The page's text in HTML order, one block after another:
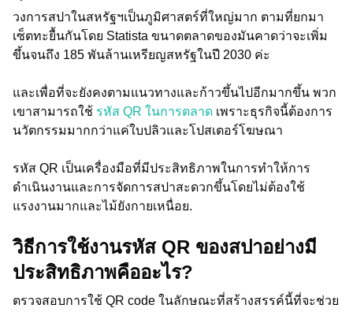
วงการสปาในสหรัฐฯเป็นภูมิศาสตร์ที่ใหญ่มาก ตามที่ยกมา
เซ็ตทะยื้นกันโดย Statista ขนาดตลาดของมันคาดว่าจะเพิ่ม
ขึ้นจนถึง 185 พันล้านเหรียญสหรัฐในปี 2030 ค่ะ
และเพื่อที่จะยังคงตามแนวทางและก้าวขึ้นไปอีกมากขึ้น พวก
เขาสามารถใช้ รหัส QR ในการตลาด เพราะธุรกิจนี้ต้องการ
นวัตกรรมมากกว่าแค่ใบปลิวและโปสเตอร์โฆษณา
รหัส QR เป็นเครื่องมือที่มีประสิทธิภาพในการทำให้การ
ดำเนินงานและการจัดการสปาสะดวกขึ้นโดยไม่ต้องใช้
แรงงานมากและไม้ยังกายเหนื่อย.
วิธีการใช้งานรหัส QR ของสปาอย่างมี
ประสิทธิภาพคืออะไร?
ตรวจสอบการใช้ QR code ในลักษณะที่สร้างสรรค์นี้ที่จะช่วย